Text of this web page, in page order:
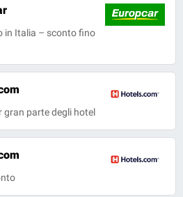
in Italia – sconto fino
gran parte degli hotel